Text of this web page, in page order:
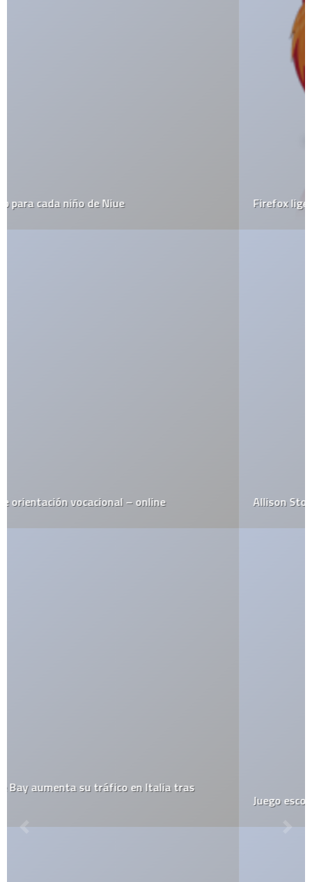
Firefox ligero, muy ligero
Allison Stokke estrella involuntaria en Internet